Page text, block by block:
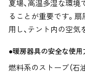
夏場、高温多湿な環境
ることが重要です。
用し、テント内の空気
●暖房器具の安全な使用
燃料系のストーブ（石